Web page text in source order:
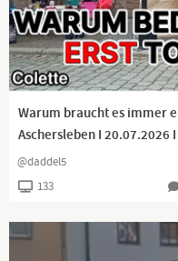
Warum braucht es immer
Aschersleben I 20.07.2026 I
@daddel5
133